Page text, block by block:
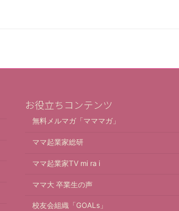
お役立ちコンテンツ
無料メルマガ「マママガ」
ママ起業家総研
ママ起業家TV mi ra i
ママ大 卒業生の声
校友会組織「GOALs」